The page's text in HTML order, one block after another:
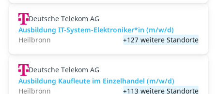
Deutsche Telekom AG
Ausbildung IT-System-Elektroniker*in (m/w/d)
Heilbronn
+127 weitere Standorte
Deutsche Telekom AG
Ausbildung Kaufleute im Einzelhandel (m/w/d)
Heilbronn
+113 weitere Standorte